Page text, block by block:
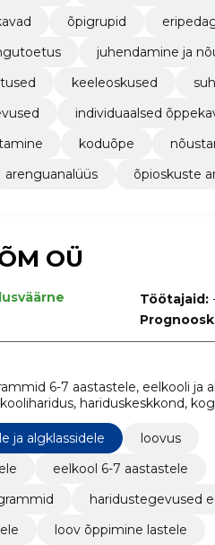
õpigrupid
juhendamine ja
keeleoskused
individuaalsed
koduõpe
arenguanalüüs õpioskuste
OÜ
Töötajaid:
6-7 aastastele, eelkooli ja
hariduskeskkond,
ja algklassidele
loovus
eelkool 6-7 aastastele
haridustegevused
loov õppimine lastele